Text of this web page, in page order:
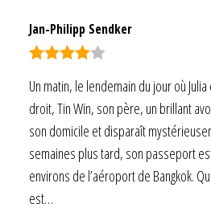
Jan-Philipp Sendker
Un matin, le lendemain du jour où
droit, Tin Win, son père, un brillant
son domicile et disparaît
semaines plus tard, son passeport
environs de l’aéroport de Bangkok.
est…